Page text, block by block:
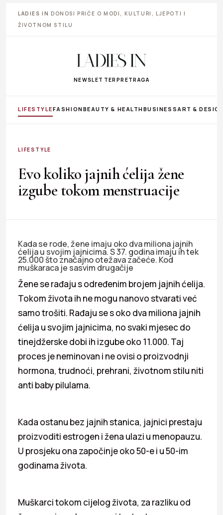
LADIES IN DONOSI PRIČE O MODI, KULTURI, LJEPOTI I
ŽIVOTNOM STILU
NEWSLETTER PRETRAGA
LIFESTYLEFASHIONBEAUTY & HEALTHBUSINESS ART &
LIFESTYLE
Evo koliko jajnih ćelija žene
izgube tokom menstruacije
Kada se rode, žene imaju oko dva miliona jajnih
ćelija u svojim jajnicima. S 37. godina imaju ih tek
25.000 što značajno otežava začeće. Kod
muškaraca je sasvim drugačije
Žene se rađaju s određenim brojem jajnih ćelija.
Tokom života ih ne mogu nanovo stvarati već
samo trošiti. Rađaju se s oko dva miliona jajnih
ćelija u svojim jajnicima, no svaki mjesec do
tinejdžerske dobi ih izgube oko 11.000. Taj
proces je neminovan i ne ovisi o proizvodnji
hormona, trudnoći, prehrani, životnom stilu niti
anti baby pilulama.
Kada ostanu bez jajnih stanica, jajnici prestaju
proizvoditi estrogen i žena ulazi u menopauzu.
U prosjeku ona započinje oko 50-e i u 50-im
godinama života.
Muškarci tokom cijelog života, za razliku od